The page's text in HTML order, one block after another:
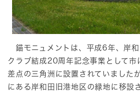
錨モニュメントは、平成6年、岸
クラブ結成20周年記念事業として市
差点の三角洲に設置されていました
にある岸和田旧港地区の緑地に移設